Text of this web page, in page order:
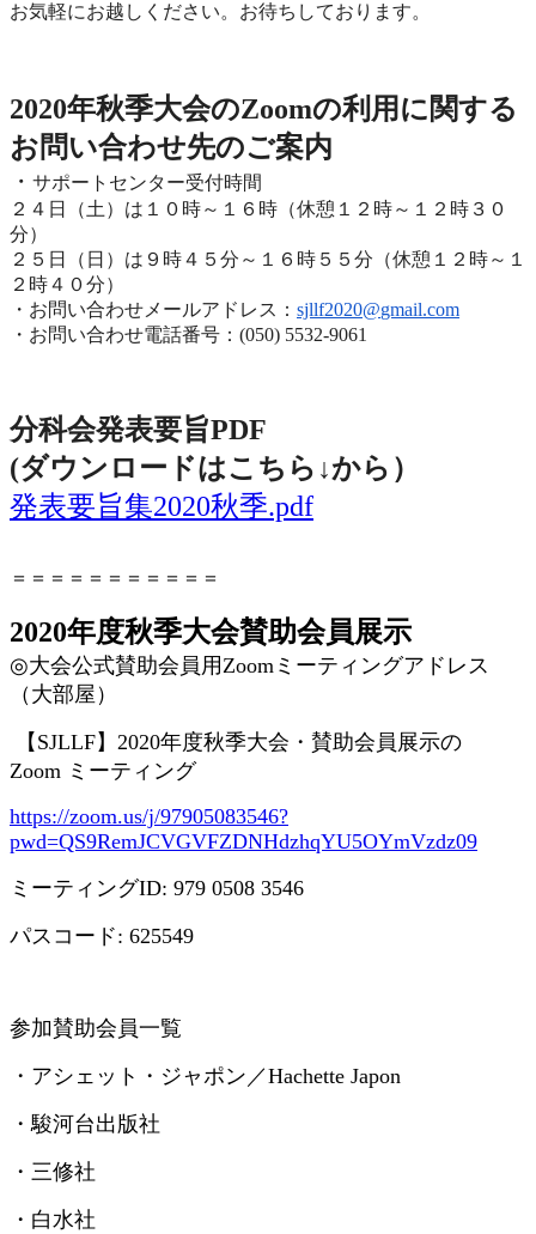
お気軽にお越しください。お待ちしております。
2020年秋季大会のZoomの利用に関する
お問い合わせ先のご案内
・ サポートセンター受付時間
２４日（土）は１０時～１６時（休憩１２時～１２時３０
分）
２５日（日）は９時４５分～１６時５５分（休憩１２時～ １
２時４０分）
・お問い合わせメールアドレス： sjllf2020@gmail.com
・お問い合わせ電話番号：(050) 5532-9061
分科会発表要旨PDF
(ダウンロードはこちら↓から ）
発表要旨集2020秋季.pdf
＝＝＝＝＝＝＝＝＝＝＝
2020年度秋季大会賛助会員展示
◎大会公式賛助会員用Zoom ミーティングアドレス
（大部屋）
【 SJLLF】 2020年度秋季大会・賛助会員展示の
Zoom ミーティング
https://zoom.us/j/97905083546?
pwd=QS9RemJCVGVFZDNHdzhqYU5OYmVzdz09
ミーティングID: 979 0508 3546
パスコード: 625549
参加賛助会員一覧
・アシェット・ジャポン／Hachette Japon
・駿河台出版社
・三修社
・白水社